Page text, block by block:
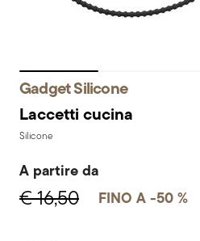
Gadget Silicone
Laccetti cucina
Silicone
A partire da
€ 16,50 FINO A -50 %